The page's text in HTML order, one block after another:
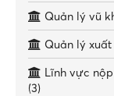
Quản lý vũ
Quản lý xuất
Lĩnh vực
(3)